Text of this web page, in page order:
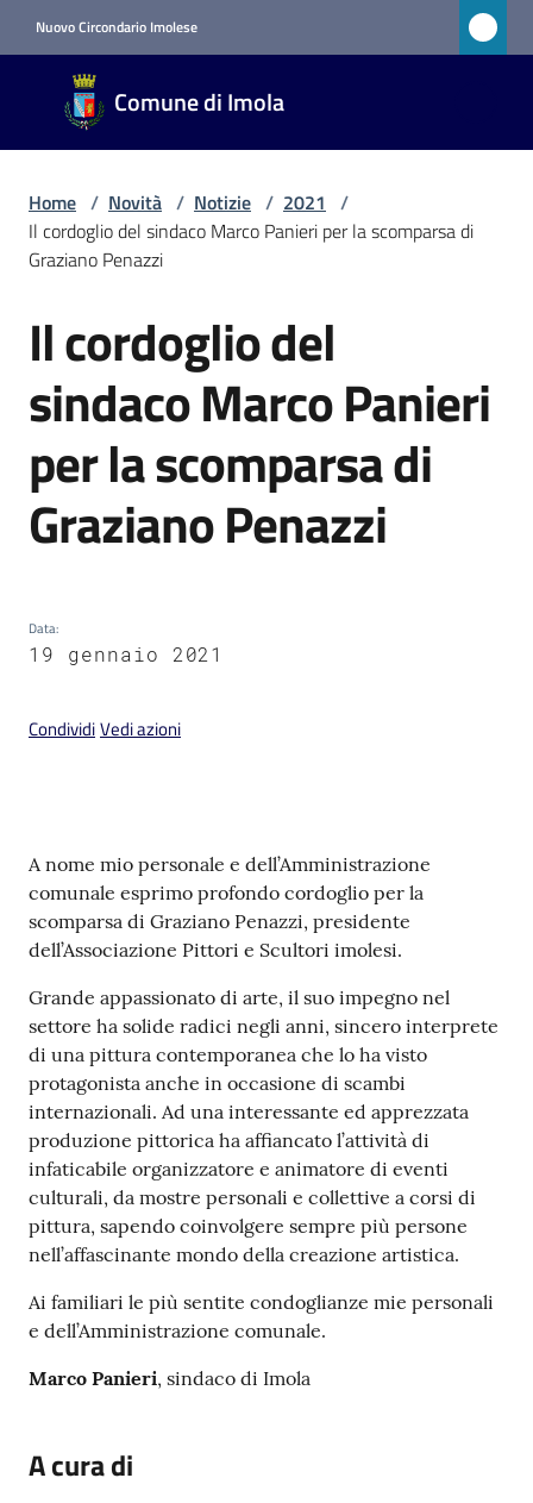
Nuovo Circondario Imolese
Comune di Imola
Comune
di Imola
RETE
Novità
Menu selezionato
Vivere
Imola
s
r
e
I
m
o
l
a
Argomenti
PNRR
Servizi
on-
Seguici
Home / Novità / Notizie / 2021 /
Il cordoglio del sindaco Marco Panieri per la scomparsa di
Graziano Penazzi
Salta al contenuto
Il cordoglio del
sindaco Marco Panieri
per la scomparsa di
Graziano Penazzi
Data:
19 gennaio 2021
CondividiVedi azioni
Contenuto
A nome mio personale e dell’Amministrazione
comunale esprimo profondo cordoglio per la
scomparsa di Graziano Penazzi, presidente
dell’Associazione Pittori e Scultori imolesi.
Grande appassionato di arte, il suo impegno nel
settore ha solide radici negli anni, sincero interprete
di una pittura contemporanea che lo ha visto
protagonista anche in occasione di scambi
internazionali. Ad una interessante ed apprezzata
produzione pittorica ha affiancato l’attività di
infaticabile organizzatore e animatore di eventi
culturali, da mostre personali e collettive a corsi di
pittura, sapendo coinvolgere sempre più persone
nell’affascinante mondo della creazione artistica.
Ai familiari le più sentite condoglianze mie personali
e dell’Amministrazione comunale.
Marco Panieri, sindaco di Imola
A cura di